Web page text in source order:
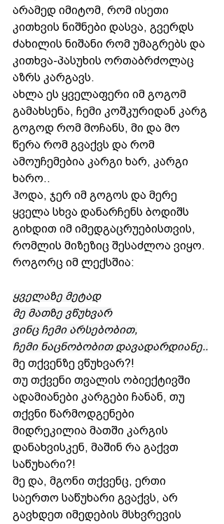
არამედ იმიტომ, რომ ისეთი
კითხვის ნიშნები დასვა, გვერდს
ძახილის ნიშანი რომ უმაგრებს და
კითხვა-პასუხის ორთაბრძოლაც
აზრს კარგავს.
ახლა ეს ყველაფერი იმ გოგომ
გამახსენა, ჩემი კოშკურიდან კარგ
გოგოდ რომ მოჩანს, მი და მო
წერა რომ გვაქვს და რომ
ამოუჩემებია კარგი ხარ, კარგი
ხარო..
ჰოდა, ჯერ იმ გოგოს და მერე
ყველა სხვა დანარჩენს ბოდიშს
გიხდით იმ იმედგაცრუებისთვის,
რომლის მიზეზიც შესაძლოა ვიყო.
როგორც იმ ლექსშია:
ყველაზე მეტად
მე მათზე ვწუხვარ
ვინც ჩემი არსებობით,
ჩემი ნაცნობობით დავადარდიანე..
მე თქვენზე ვწუხვარ?!
თუ თქვენი თვალის ობიექტივში
ადამიანები კარგები ჩანან, თუ
თქვნი წარმოდგენები
მიდრეკილია მათში კარგის
დანახვისკენ, მაშინ რა გაქვთ
საწუხარი?!
მე და, მგონი თქვენც, ერთი
საერთო საწუხარი გვაქვს, არ
გავხდეთ იმედების მსხვრევის